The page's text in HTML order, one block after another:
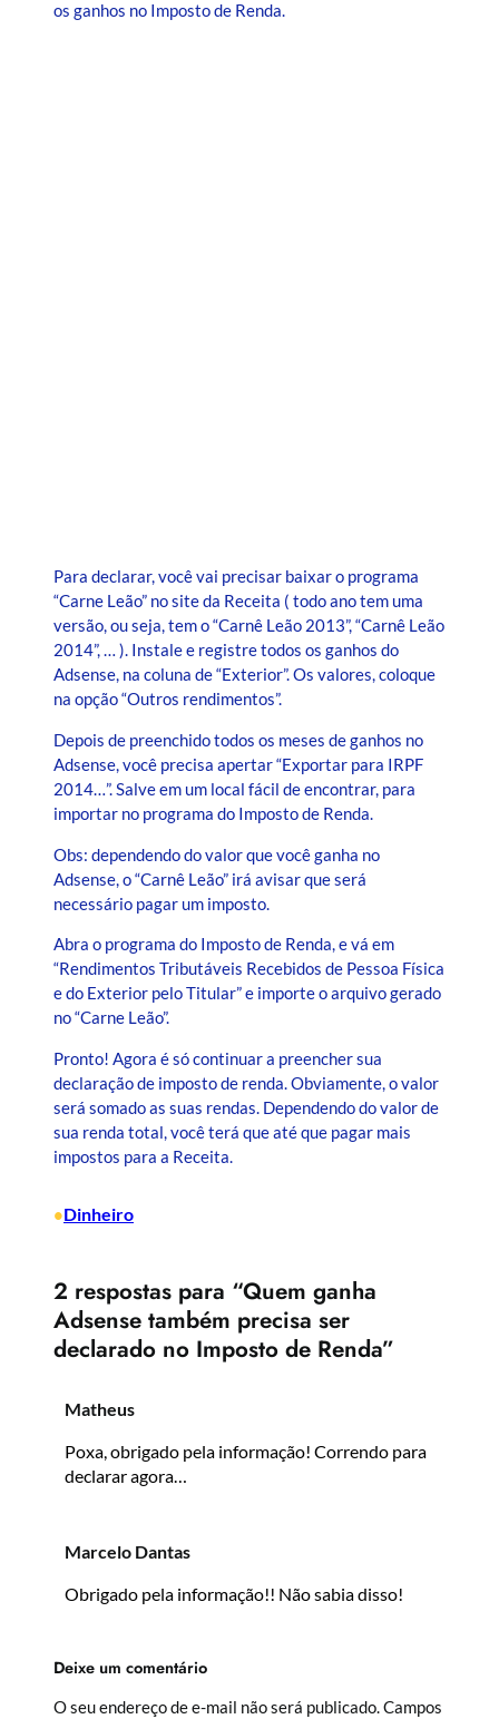
os ganhos no Imposto de Renda.
Para declarar, você vai precisar baixar o programa
“Carne Leão” no site da Receita ( todo ano tem uma
versão, ou seja, tem o “Carnê Leão 2013”, “Carnê Leão
2014”, … ). Instale e registre todos os ganhos do
Adsense, na coluna de “Exterior”. Os valores, coloque
na opção “Outros rendimentos”.
Depois de preenchido todos os meses de ganhos no
Adsense, você precisa apertar “Exportar para IRPF
2014…”. Salve em um local fácil de encontrar, para
importar no programa do Imposto de Renda.
Obs: dependendo do valor que você ganha no
Adsense, o “Carnê Leão” irá avisar que será
necessário pagar um imposto.
Abra o programa do Imposto de Renda, e vá em
“Rendimentos Tributáveis Recebidos de Pessoa Física
e do Exterior pelo Titular” e importe o arquivo gerado
no “Carne Leão”.
Pronto! Agora é só continuar a preencher sua
declaração de imposto de renda. Obviamente, o valor
será somado as suas rendas. Dependendo do valor de
sua renda total, você terá que até que pagar mais
impostos para a Receita.
•Dinheiro
2 respostas para “Quem ganha
Adsense também precisa ser
declarado no Imposto de Renda”
Matheus
Poxa, obrigado pela informação! Correndo para
declarar agora…
Marcelo Dantas
Obrigado pela informação!! Não sabia disso!
Deixe um comentário
O seu endereço de e-mail não será publicado.Campos